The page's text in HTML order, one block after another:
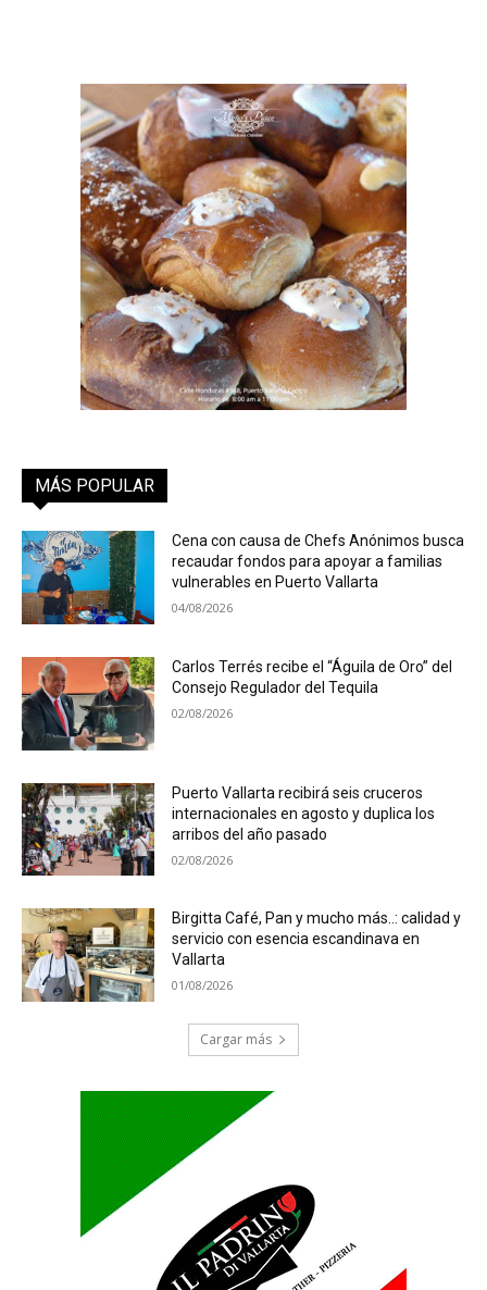
MÁS POPULAR
Cena con causa de Chefs Anónimos busca
recaudar fondos para apoyar a familias
vulnerables en Puerto Vallarta
04/08/2026
Carlos Terrés recibe el “Águila de Oro” del
Consejo Regulador del Tequila
02/08/2026
Puerto Vallarta recibirá seis cruceros
internacionales en agosto y duplica los
arribos del año pasado
02/08/2026
Birgitta Café, Pan y mucho más..: calidad y
servicio con esencia escandinava en
Vallarta
01/08/2026
Cargar más